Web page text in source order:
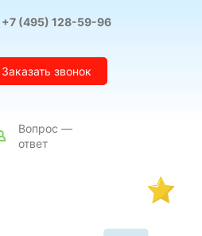
+7 (495) 128-59-96
Заказать звонок
Вопрос —
ответ